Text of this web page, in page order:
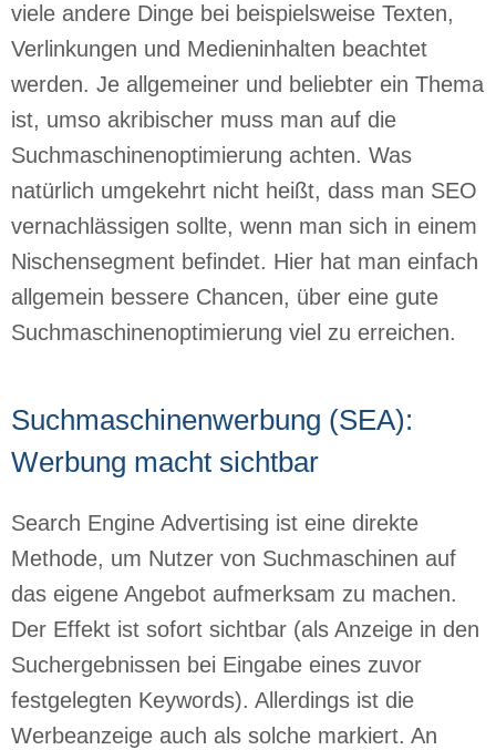
viele andere Dinge bei beispielsweise Texten,
Verlinkungen und Medieninhalten beachtet
werden. Je allgemeiner und beliebter ein Thema
ist, umso akribischer muss man auf die
Suchmaschinenoptimierung achten. Was
natürlich umgekehrt nicht heißt, dass man SEO
vernachlässigen sollte, wenn man sich in einem
Nischensegment befindet. Hier hat man einfach
allgemein bessere Chancen, über eine gute
Suchmaschinenoptimierung viel zu erreichen.
Suchmaschinenwerbung (SEA):
Werbung macht sichtbar
Search Engine Advertising ist eine direkte
Methode, um Nutzer von Suchmaschinen auf
das eigene Angebot aufmerksam zu machen.
Der Effekt ist sofort sichtbar (als Anzeige in den
Suchergebnissen bei Eingabe eines zuvor
festgelegten Keywords). Allerdings ist die
Werbeanzeige auch als solche markiert. An